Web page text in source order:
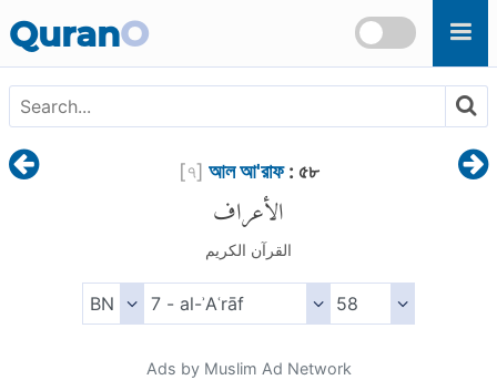
QuranO
[৭] আল আ'রাফ: ৫৮
الأعراف
القرآن الكريم
Ads by Muslim Ad Network